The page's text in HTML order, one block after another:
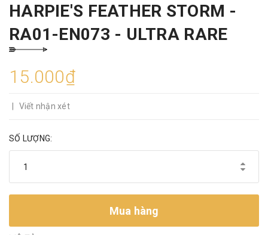
HARPIE'S FEATHER STORM -
RA01-EN073 - ULTRA RARE
15.000₫
Viết nhận xét
SỐ LƯỢNG:
Mua hàng